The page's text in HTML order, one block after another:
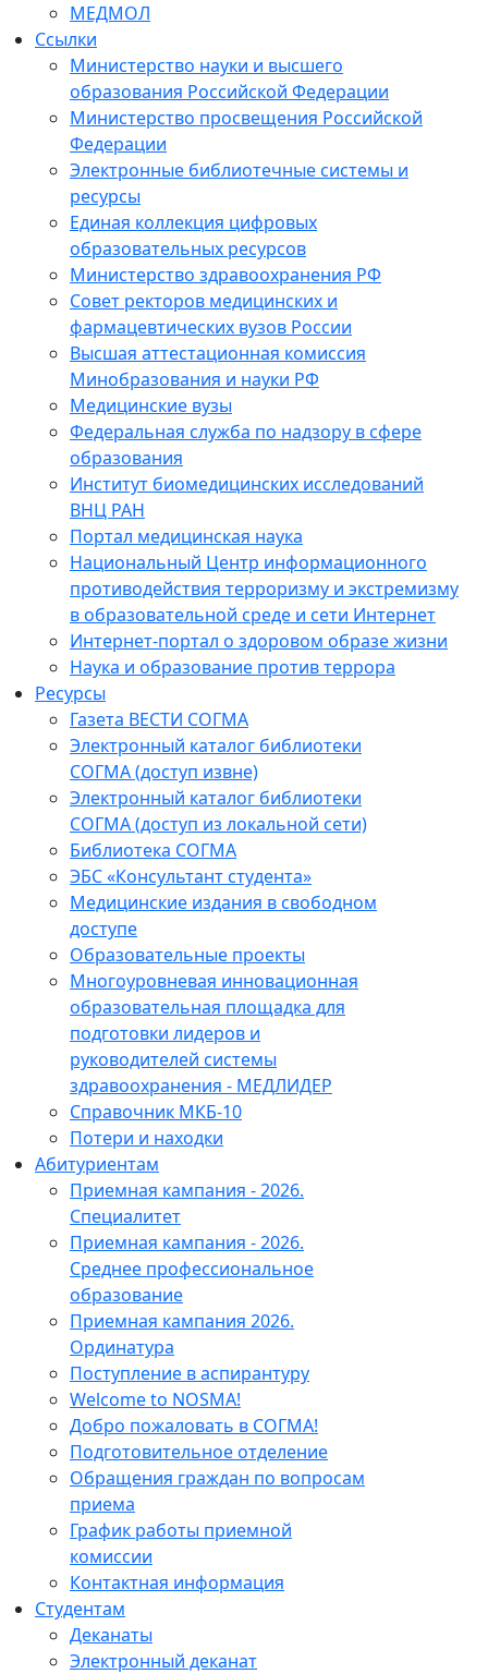
МЕДМОЛ
Ссылки
Министерство науки и высшего
образования Российской Федерации
Министерство просвещения Российской
Федерации
Электронные библиотечные системы и
ресурсы
Единая коллекция цифровых
образовательных ресурсов
Министерство здравоохранения РФ
Совет ректоров медицинских и
фармацевтических вузов России
Высшая аттестационная комиссия
Минобразования и науки РФ
Медицинские вузы
Федеральная служба по надзору в сфере
образования
Институт биомедицинских исследований
ВНЦ РАН
Портал медицинская наука
Национальный Центр информационного
противодействия терроризму и экстремизму
в образовательной среде и сети Интернет
Интернет-портал о здоровом образе жизни
Наука и образование против террора
Ресурсы
Газета ВЕСТИ СОГМА
Электронный каталог библиотеки
СОГМА (доступ извне)
Электронный каталог библиотеки
СОГМА (доступ из локальной сети)
Библиотека СОГМА
ЭБС «Консультант студента»
Медицинские издания в свободном
доступе
Образовательные проекты
Многоуровневая инновационная
образовательная площадка для
подготовки лидеров и
руководителей системы
здравоохранения - МЕДЛИДЕР
Справочник МКБ-10
Потери и находки
Абитуриентам
Приемная кампания - 2026.
Специалитет
Приемная кампания - 2026.
Среднее профессиональное
образование
Приемная кампания 2026.
Ординатура
Поступление в аспирантуру
Welcome to NOSMA!
Добро пожаловать в СОГМА!
Подготовительное отделение
Обращения граждан по вопросам
приема
График работы приемной
комиссии
Контактная информация
Студентам
Деканаты
Электронный деканат